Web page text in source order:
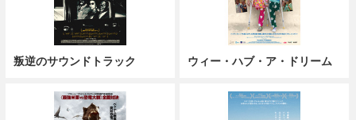
叛逆のサウンドトラック ウィー・ハブ・ア・ドリーム